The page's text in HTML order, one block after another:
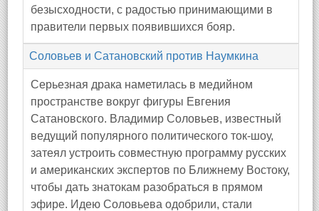
безысходности, с радостью принимающими в
правители первых появившихся бояр.
Соловьев и Сатановский против Наумкина
Серьезная драка наметилась в медийном
пространстве вокруг фигуры Евгения
Сатановского. Владимир Соловьев, известный
ведущий популярного политического ток-шоу,
затеял устроить совместную программу русских
и американских экспертов по Ближнему Востоку,
чтобы дать знатокам разобраться в прямом
эфире. Идею Соловьева одобрили, стали